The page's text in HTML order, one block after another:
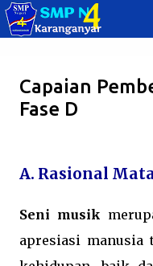
Capaian
Fase D
A. Rasional
Seni musik
apresiasi manusia